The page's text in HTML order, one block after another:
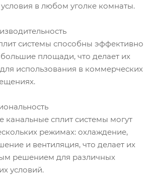
в любом уголке комнаты.
системы способны эффективно
площади, что делает их
использования в коммерческих
канальные сплит системы могут
режимах: охлаждение,
и вентиляция, что делает их
решением для различных
условий.